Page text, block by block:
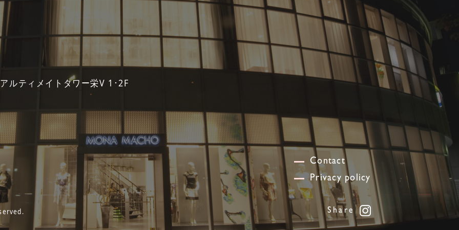
ルティメイトタワー栄V 1･2F
Contact
Privacy policy
Share